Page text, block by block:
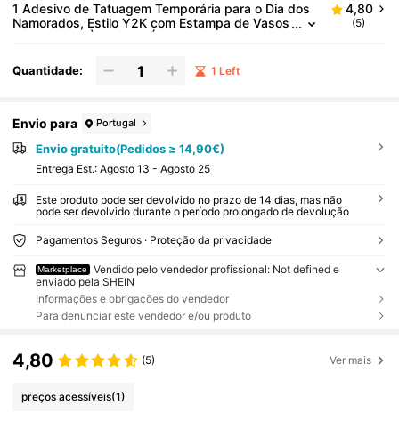
1 Adesivo de Tatuagem Temporária para o Dia dos
Namorados, Estilo Y2K com Estampa de Vasos
Sanguíneos, À Prova D'Água, Resistente ao Suo
e Ombro, Ideal para Pessoas Modernas
4,80
(5)
Quantidade: 1 Left
Envio para Portugal
Envio gratuito(Pedidos ≥ 14,90€)
Entrega Est.: Agosto 13 - Agosto 25
Este produto pode ser devolvido no prazo de 14 dias, mas não
pode ser devolvido durante o período prolongado de devolução
Pagamentos Seguros · Proteção da privacidade
Marketplace
Vendido pelo vendedor profissional: Not defined e
enviado pela SHEIN
Informações e obrigações do vendedor
Para denunciar este vendedor e/ou produto
4,80 (5) Ver mais
preços acessíveis(1)